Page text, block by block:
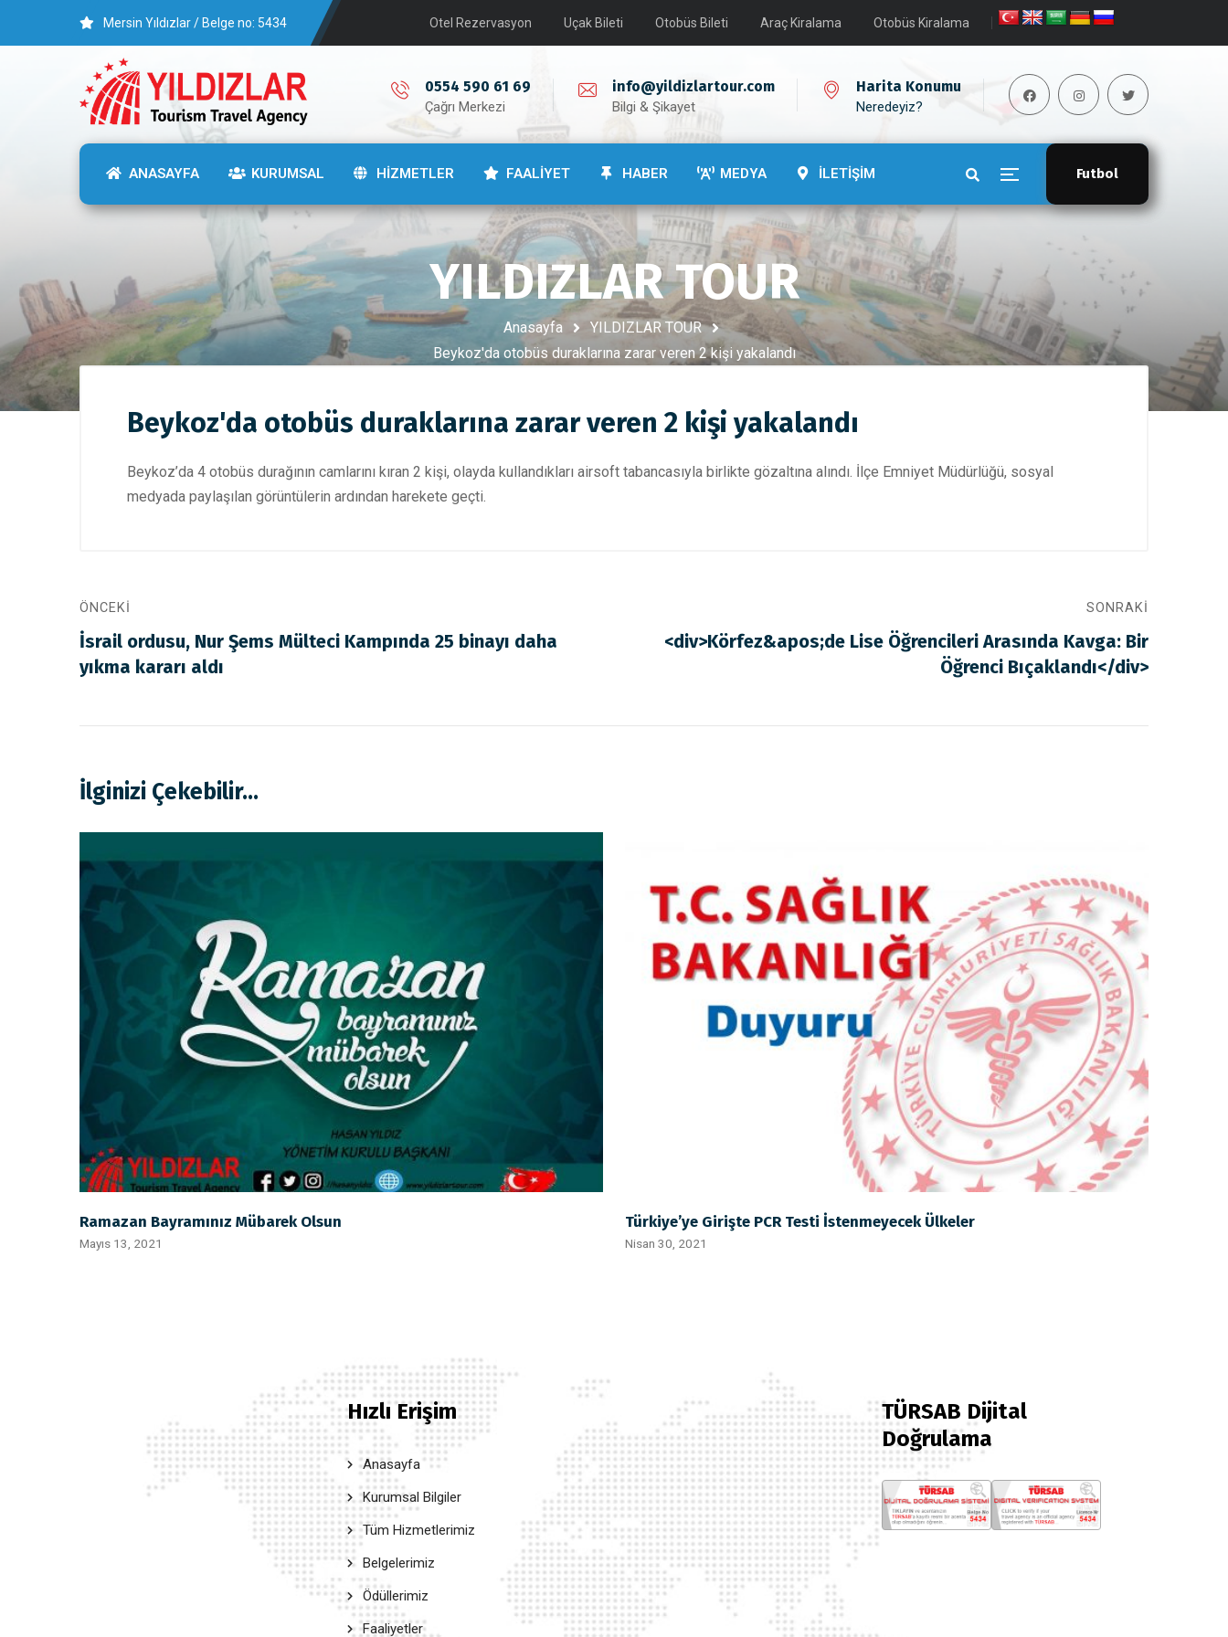
Mersin Yıldızlar / Belge no: 5434 Otel Rezervasyon Uçak Bileti Otobüs Bileti Araç Kiralama Otobüs Kiralama
0554 590 61 69
Çağrı Merkezi
info@yildizlartour.com
Bilgi & Şikayet
Harita Konumu
Neredeyiz?
Futbol
ANASAYFA KURUMSAL HİZMETLER FAALİYET HABER MEDYA İLETİŞİM
YILDIZLAR TOUR
Anasayfa
YILDIZLAR TOUR
Beykoz'da otobüs duraklarına zarar veren 2 kişi yakalandı
Beykoz'da otobüs duraklarına zarar veren 2 kişi yakalandı
Beykoz’da 4 otobüs durağının camlarını kıran 2 kişi, olayda kullandıkları airsoft tabancasıyla birlikte gözaltına alındı. İlçe Emniyet Müdürlüğü, sosyal
medyada paylaşılan görüntülerin ardından harekete geçti.
ÖNCEKI
İsrail ordusu, Nur Şems Mülteci Kampında 25 binayı daha
yıkma kararı aldı
SONRAKI
<div>Körfez&apos;de Lise Öğrencileri Arasında Kavga: Bir
Öğrenci Bıçaklandı</div>
İlginizi Çekebilir...
Ramazan Bayramınız Mübarek Olsun
Mayıs 13, 2021
Türkiye’ye Girişte PCR Testi İstenmeyecek Ülkeler
Nisan 30, 2021
Hızlı Erişim
Anasayfa
Kurumsal Bilgiler
Tüm Hizmetlerimiz
Belgelerimiz
Ödüllerimiz
Faaliyetler
TÜRSAB Dijital
Doğrulama